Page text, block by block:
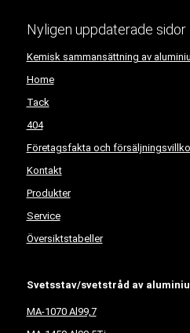
Nyligen uppdaterade sidor
Kemisk sammansättning av
Home
Tack
404
Företagsfakta och
Kontakt
Produkter
Service
Översiktstabeller
Svetsstav/svetstråd av
MA-1070 Al99,7